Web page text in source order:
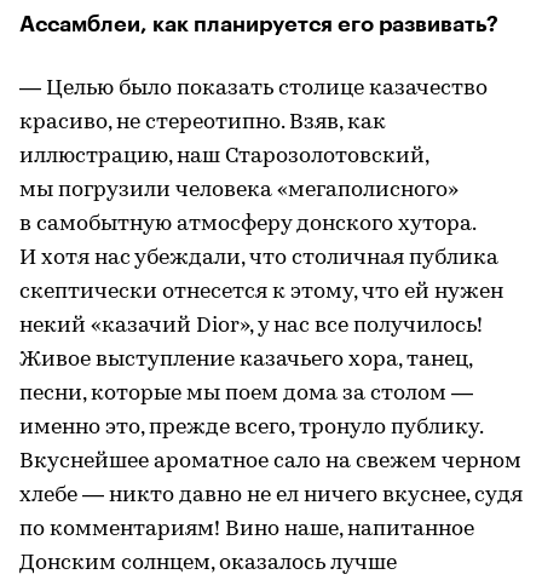
Ассамблеи, как планируется его развивать?
— Целью было показать столице казачество
красиво, не стереотипно. Взяв, как
иллюстрацию, наш Старозолотовский,
мы погрузили человека «мегаполисного»
в самобытную атмосферу донского хутора.
И хотя нас убеждали, что столичная публика
скептически отнесется к этому, что ей нужен
некий «казачий Dior», у нас все получилось!
Живое выступление казачьего хора, танец,
песни, которые мы поем дома за столом —
именно это, прежде всего, тронуло публику.
Вкуснейшее ароматное сало на свежем черном
хлебе — никто давно не ел ничего вкуснее, судя
по комментариям! Вино наше, напитанное
Донским солнцем, оказалось лучше